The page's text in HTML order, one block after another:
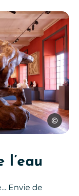
Bourdelle à
l’eau
Envie de